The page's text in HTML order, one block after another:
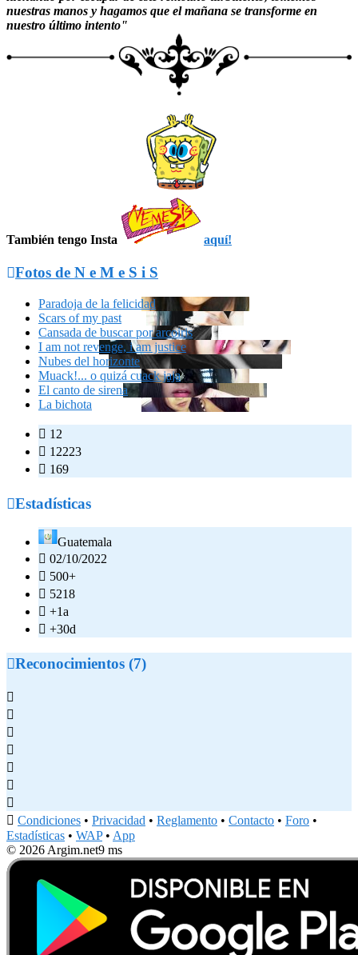
nuestras manos y hagamos que el mañana se transforme en
nuestro último intento"
También tengo Insta aquí!
Fotos de N e M e S i S
Paradoja de la felicidad
Scars of my past
Cansada de buscar por arcoiris
I am not revenge, i am justice
Nubes del horizonte
Muack!... o quizá cuack jaja
El canto de sirena
La bichota
 12
 12223
 169
Estadísticas
Guatemala
 02/10/2022
 500+
 5218
 +1a
 +30d
Reconocimientos (7)







 Condiciones • Privacidad • Reglamento • Contacto • Foro •
Estadísticas • WAP• App
© 2026 Argim.net9 ms